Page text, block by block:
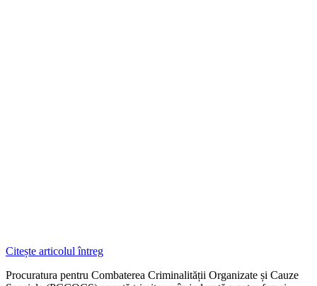
Citește articolul întreg
Procuratura pentru Combaterea Criminalității Organizate și Cauze